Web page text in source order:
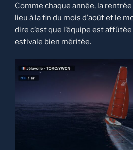
Comme chaque année, la rentrée
lieu à la fin du mois d’août et le
dire c’est que l’équipe est
estivale bien méritée.